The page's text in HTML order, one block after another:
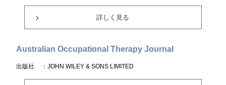
詳しく見る
Australian Occupational Therapy Journal
出版社 ：JOHN WILEY & SONS LIMITED